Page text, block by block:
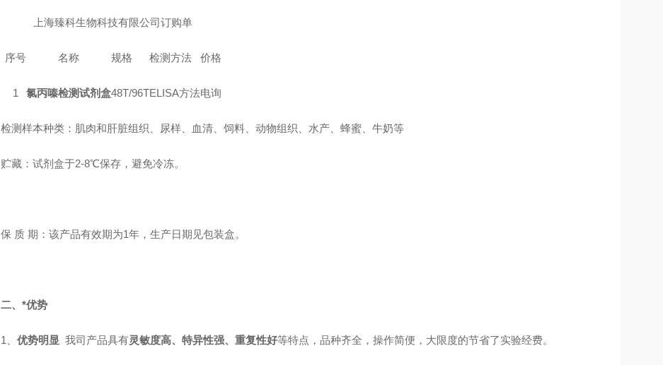
上海臻科生物科技有限公司订购单
序号 名称 规格 检测方法 价格
1 氯丙嗪检测试剂盒48T/96TELISA方法电询
检测样本种类：肌肉和肝脏组织、尿样、血清、饲料、 动物组织 水产、 蜂蜜、 牛奶等
贮藏：试剂盒于2-8℃保存，避免冷冻。
保 质 期：该产品有效期为1年，生产日期见包装盒。
二、*优势
1、 优势明显 我司产品具有灵敏度高、特异性强、重复性好等特点，品种齐全，操作简便，大限度的节省了实验经费。